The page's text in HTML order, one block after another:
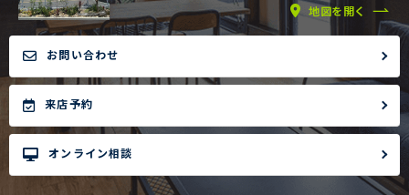
地図を開く
お問い合わせ
来店予約
オンライン相談